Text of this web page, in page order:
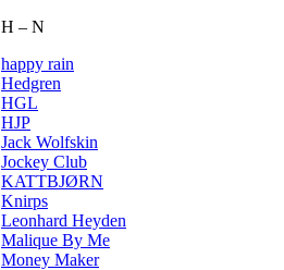
H – N
happy rain
Hedgren
HGL
HJP
Jack Wolfskin
Jockey Club
KATTBJØRN
Knirps
Leonhard Heyden
Malique By Me
Money Maker